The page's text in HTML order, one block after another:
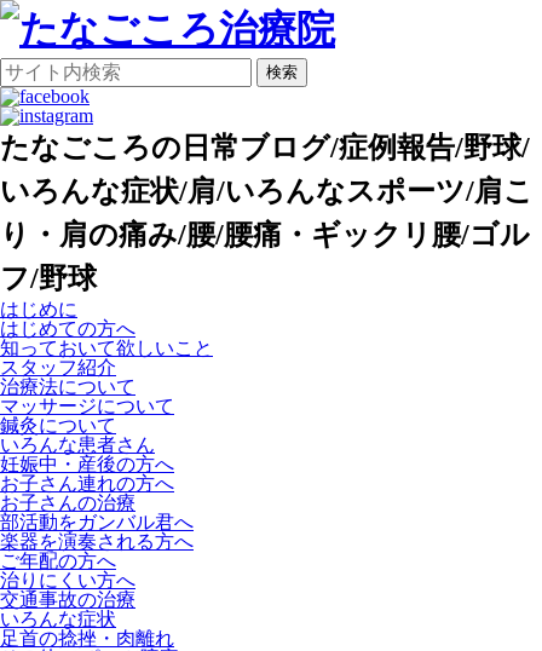
検索
たなごころの日常ブログ/症例報告/野球/
いろんな症状/肩/いろんなスポーツ/肩こ
り・肩の痛み/腰/腰痛・ギックリ腰/ゴル
フ/野球
はじめに
はじめての方へ
知っておいて欲しいこと
スタッフ紹介
治療法について
マッサージについて
鍼灸について
いろんな患者さん
妊娠中・産後の方へ
お子さん連れの方へ
お子さんの治療
部活動をガンバル君へ
楽器を演奏される方へ
ご年配の方へ
治りにくい方へ
交通事故の治療
いろんな症状
足首の捻挫・肉離れ